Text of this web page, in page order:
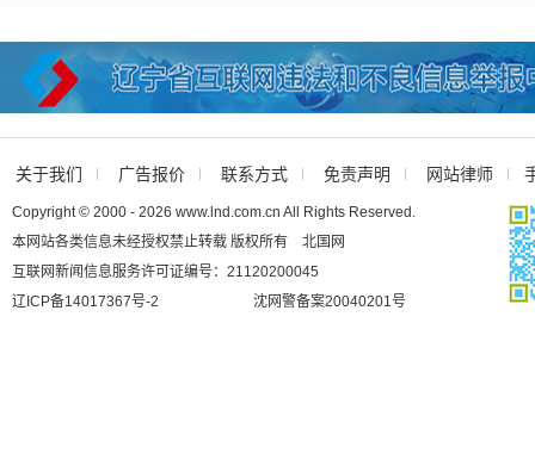
关于我们 广告报价 联系方式 免责声明 网站律师
Copyright © 2000 - 2026 www.lnd.com.cn All Rights Reserved.
本网站各类信息未经授权禁止转载 版权所有 北国网
互联网新闻信息服务许可证编号：21120200045
辽ICP备14017367号-2
沈网警备案20040201号